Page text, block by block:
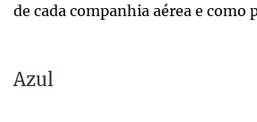
de cada companhia aérea e como
Azul